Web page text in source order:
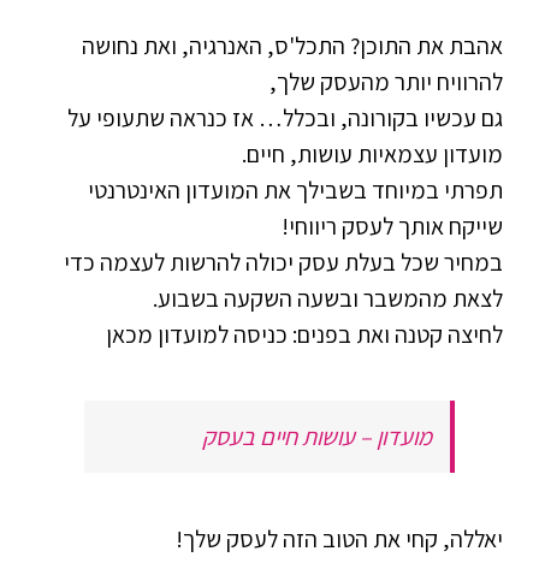
אהבת את התוכן? התכל'ס, האנרגיה, ואת נחושה
להרוויח יותר מהעסק שלך,
גם עכשיו בקורונה, ובכלל… אז כנראה שתעופי על
מועדון עצמאיות עושות, חיים.
תפרתי במיוחד בשבילך את המועדון האינטרנטי
שייקח אותך לעסק ריווחי!
במחיר שכל בעלת עסק יכולה להרשות לעצמה כדי
לצאת מהמשבר ובשעה השקעה בשבוע.
לחיצה קטנה ואת בפנים: כניסה למועדון מכאן
מועדון – עושות חיים בעסק
יאללה, קחי את הטוב הזה לעסק שלך!